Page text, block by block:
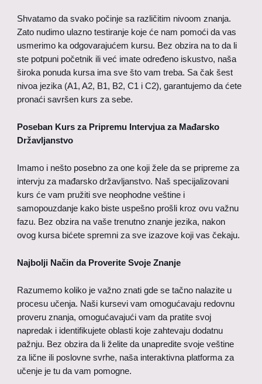
Shvatamo da svako počinje sa različitim nivoom znanja.
Zato nudimo ulazno testiranje koje će nam pomoći da vas
usmerimo ka odgovarajućem kursu. Bez obzira na to da li
ste potpuni početnik ili već imate određeno iskustvo, naša
široka ponuda kursa ima sve što vam treba. Sa čak šest
nivoa jezika (A1, A2, B1, B2, C1 i C2), garantujemo da ćete
pronaći savršen kurs za sebe.
Poseban Kurs za Pripremu Intervjua za Mađarsko
Državljanstvo
Imamo i nešto posebno za one koji žele da se pripreme za
intervju za mađarsko državljanstvo. Naš specijalizovani
kurs će vam pružiti sve neophodne veštine i
samopouzdanje kako biste uspešno prošli kroz ovu važnu
fazu. Bez obzira na vaše trenutno znanje jezika, nakon
ovog kursa bićete spremni za sve izazove koji vas čekaju.
Najbolji Način da Proverite Svoje Znanje
Razumemo koliko je važno znati gde se tačno nalazite u
procesu učenja. Naši kursevi vam omogućavaju redovnu
proveru znanja, omogućavajući vam da pratite svoj
napredak i identifikujete oblasti koje zahtevaju dodatnu
pažnju. Bez obzira da li želite da unapredite svoje veštine
za lične ili poslovne svrhe, naša interaktivna platforma za
učenje je tu da vam pomogne.